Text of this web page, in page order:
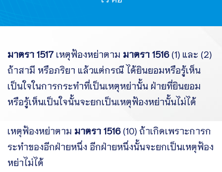
มาตรา 1517เหตุฟ้องหย่าตาม มาตรา 1516(1) และ (2)
ถ้าสามี หรือภริยา แล้วแต่กรณี ได้ยินยอมหรือรู้เห็น
เป็นใจในการกระทำที่เป็นเหตุหย่านั้น ฝ่ายที่ยินยอม
หรือรู้เห็นเป็นใจนั้นจะยกเป็นเหตุฟ้องหย่านั้นไม่ได้
เหตุฟ้องหย่าตาม มาตรา 1516(10) ถ้าเกิดเพราะการก
ระทำของอีกฝ่ายหนึ่ง อีกฝ่ายหนึ่งนั้นจะยกเป็นเหตุฟ้อง
หย่าไม่ได้